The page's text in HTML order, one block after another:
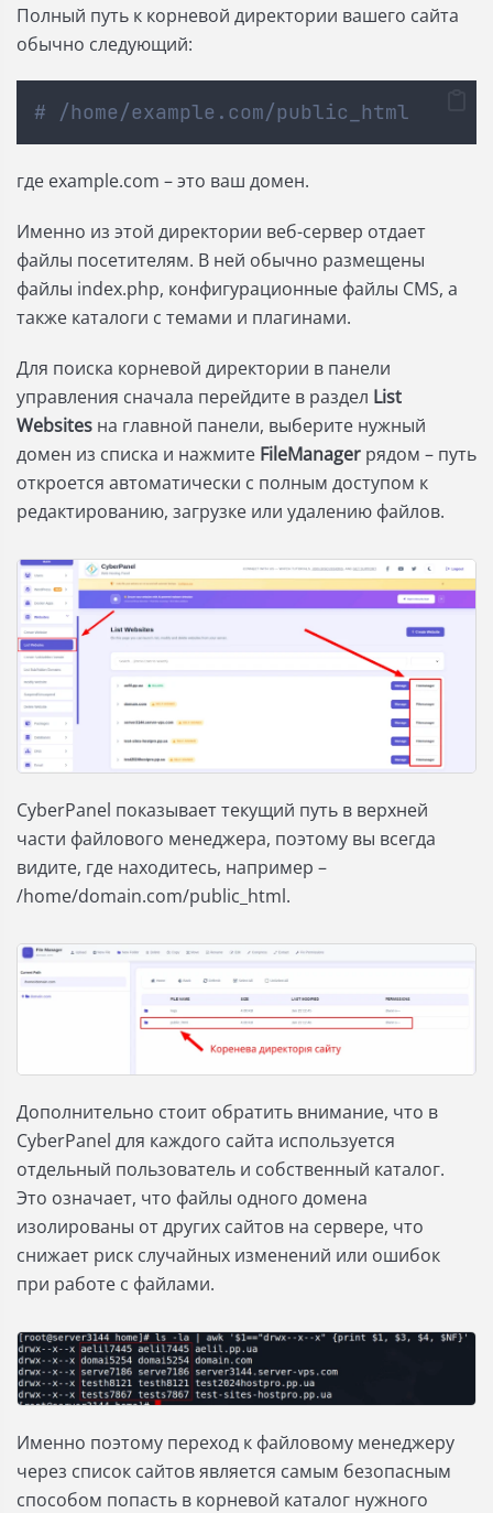
Полный путь к корневой директории вашего сайта
обычно следующий:
# /home/example.com/public_html
где example.com – это ваш домен.
Именно из этой директории веб-сервер отдает
файлы посетителям. В ней обычно размещены
файлы index.php, конфигурационные файлы CMS, а
также каталоги с темами и плагинами.
Для поиска корневой директории в панели
управления сначала перейдите в раздел List
Websites на главной панели, выберите нужный
домен из списка и нажмите FileManager рядом – путь
откроется автоматически с полным доступом к
редактированию, загрузке или удалению файлов.
CyberPanel показывает текущий путь в верхней
части файлового менеджера, поэтому вы всегда
видите, где находитесь, например –
/home/domain.com/public_html.
Дополнительно стоит обратить внимание, что в
CyberPanel для каждого сайта используется
отдельный пользователь и собственный каталог.
Это означает, что файлы одного домена
изолированы от других сайтов на сервере, что
снижает риск случайных изменений или ошибок
при работе с файлами.
Именно поэтому переход к файловому менеджеру
через список сайтов является самым безопасным
способом попасть в корневой каталог нужного